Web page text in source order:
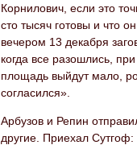
Корнилович, если это
сто тысяч готовы и что
вечером 13 декабря
когда все разошлись,
площадь выйдут мало,
согласился».
Арбузов и Репин
другие. Приехал